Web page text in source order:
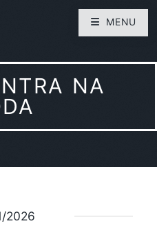
NA
2026
MENU